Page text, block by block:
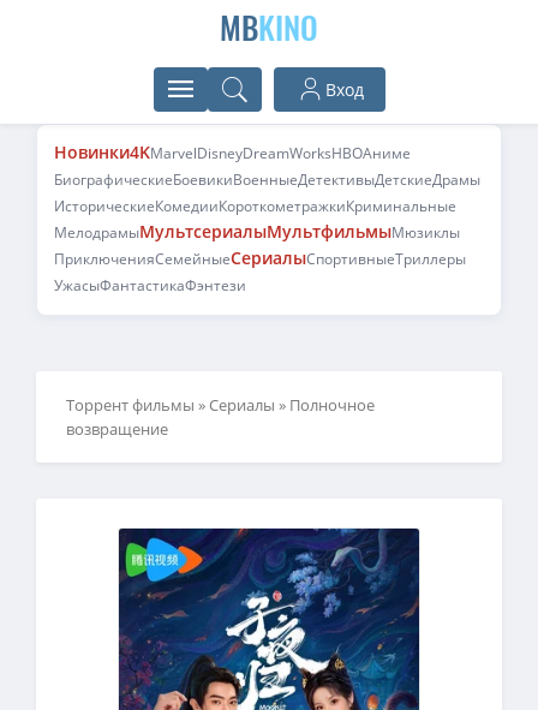
MBKINO
Вход
Новинки4KMarvelDisneyDreamWorksHBOАниме
БиографическиеБоевикиВоенныеДетективыДетскиеДрамы
ИсторическиеКомедииКороткометражкиКриминальные
МелодрамыМультсериалыМультфильмыМюзиклы
ПриключенияСемейныеСериалыСпортивныеТриллеры
УжасыФантастикаФэнтези
Торрент фильмы »Сериалы » Полночное
возвращение